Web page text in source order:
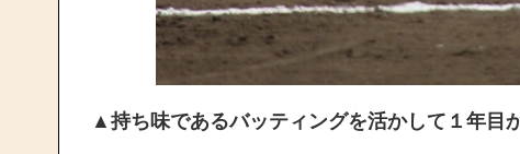
▲ 持ち味であるバッティングを活かして１年目